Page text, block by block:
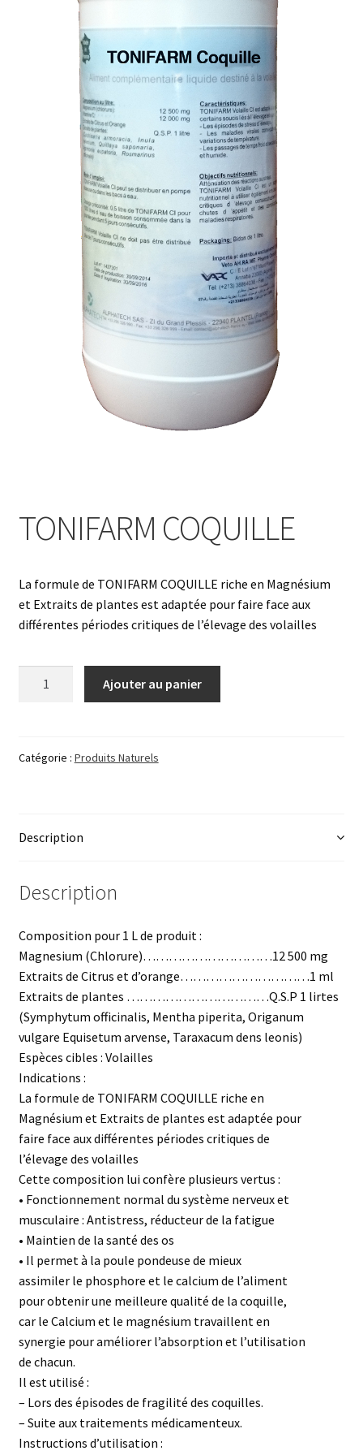
Nos produits
Nos Produits
TONIFARM COQUILLE
La formule de TONIFARM COQUILLE riche en Magnésium
et Extraits de plantes est adaptée pour faire face aux
différentes périodes critiques de l’élevage des volailles
Ajouter au panier
Catégorie : Produits Naturels
Description
Description
Composition pour 1 L de produit :
Magnesium (Chlorure)…………………………12 500 mg
Extraits de Citrus et d’orange…………………………1 ml
Extraits de plantes ……………………………Q.S.P 1 lirtes
(Symphytum officinalis, Mentha piperita, Origanum
vulgare Equisetum arvense, Taraxacum dens leonis)
Espèces cibles : Volailles
Indications :
La formule de TONIFARM COQUILLE riche en
Magnésium et Extraits de plantes est adaptée pour
faire face aux différentes périodes critiques de
l’élevage des volailles
Cette composition lui confère plusieurs vertus :
• Fonctionnement normal du système nerveux et
musculaire : Antistress, réducteur de la fatigue
• Maintien de la santé des os
• Il permet à la poule pondeuse de mieux
assimiler le phosphore et le calcium de l’aliment
pour obtenir une meilleure qualité de la coquille,
car le Calcium et le magnésium travaillent en
synergie pour améliorer l’absorption et l’utilisation
de chacun.
Il est utilisé :
– Lors des épisodes de fragilité des coquilles.
– Suite aux traitements médicamenteux.
Instructions d’utilisation :